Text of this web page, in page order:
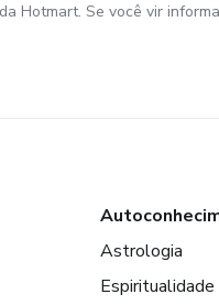
Hotmart. Se você vir
Astrologia
Espiritualidade